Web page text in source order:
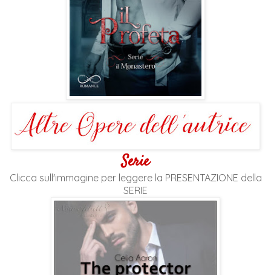
Serie
Clicca sull'immagine per leggere la PRESENTAZIONE della
SERIE